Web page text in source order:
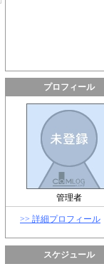
プロフィール
管理者
>> 詳細プロフィール
スケジュール